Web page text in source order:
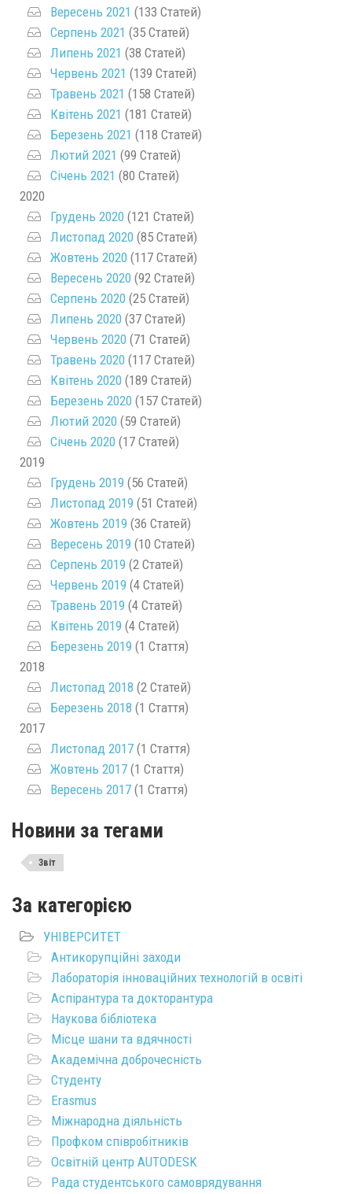
Вересень 2021 (133 Статей)
Серпень 2021 (35 Статей)
Липень 2021 (38 Статей)
Червень 2021 (139 Статей)
Травень 2021 (158 Статей)
Квітень 2021 (181 Статей)
Березень 2021 (118 Статей)
Лютий 2021 (99 Статей)
Січень 2021 (80 Статей)
2020
Грудень 2020 (121 Статей)
Листопад 2020 (85 Статей)
Жовтень 2020 (117 Статей)
Вересень 2020 (92 Статей)
Серпень 2020 (25 Статей)
Липень 2020 (37 Статей)
Червень 2020 (71 Статей)
Травень 2020 (117 Статей)
Квітень 2020 (189 Статей)
Березень 2020 (157 Статей)
Лютий 2020 (59 Статей)
Січень 2020 (17 Статей)
2019
Грудень 2019 (56 Статей)
Листопад 2019 (51 Статей)
Жовтень 2019 (36 Статей)
Вересень 2019 (10 Статей)
Серпень 2019 (2 Статей)
Червень 2019 (4 Статей)
Травень 2019 (4 Статей)
Квітень 2019 (4 Статей)
Березень 2019 (1 Стаття)
2018
Листопад 2018 (2 Статей)
Березень 2018 (1 Стаття)
2017
Листопад 2017 (1 Стаття)
Жовтень 2017 (1 Стаття)
Вересень 2017 (1 Стаття)
Новини за тегами
Звіт
За категорією
УНІВЕРСИТЕТ
Антикорупційні заходи
Лабораторія інноваційних технологій в освіті
Аспірантура та докторантура
Наукова бібліотека
Місце шани та вдячності
Академічна доброчесність
Студенту
Erasmus
Міжнародна діяльність
Профком співробітників
Освітній центр AUTODESK
Рада студентського самоврядування